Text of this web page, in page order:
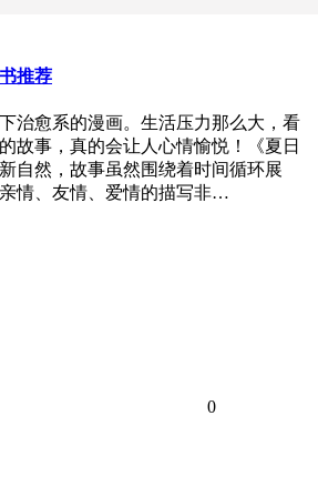
推荐
治愈系的漫画。生活压力那么大，看
故事，真的会让人心情愉悦！《夏日
自然，故事虽然围绕着时间循环展
情、友情、爱情的描写非…
0